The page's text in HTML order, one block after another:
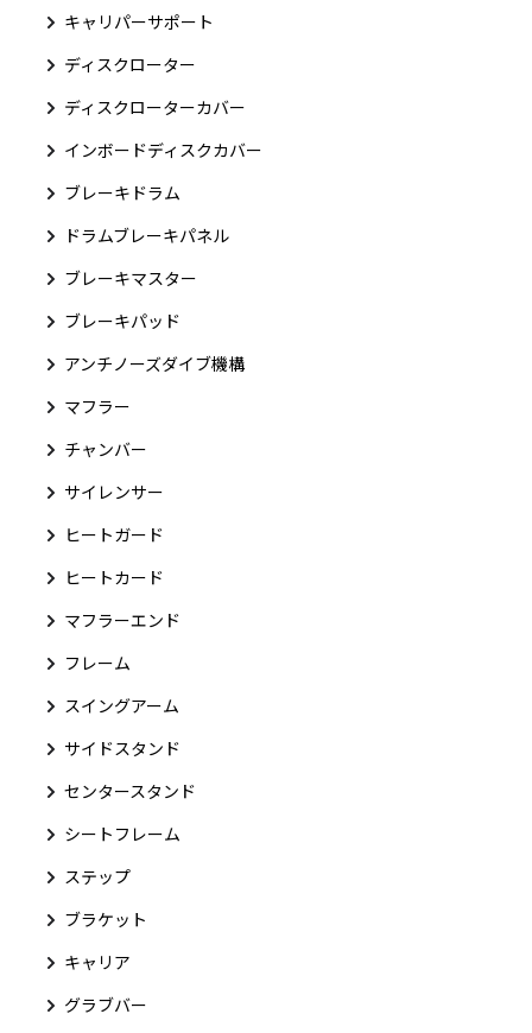
キャリパーサポート
ディスクローター
ディスクローターカバー
インボードディスクカバー
ブレーキドラム
ドラムブレーキパネル
ブレーキマスター
ブレーキパッド
アンチノーズダイブ機構
マフラー
チャンバー
サイレンサー
ヒートガード
ヒートカード
マフラーエンド
フレーム
スイングアーム
サイドスタンド
センタースタンド
シートフレーム
ステップ
ブラケット
キャリア
グラブバー